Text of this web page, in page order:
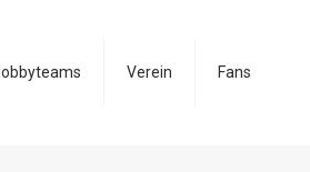
Verein Fans